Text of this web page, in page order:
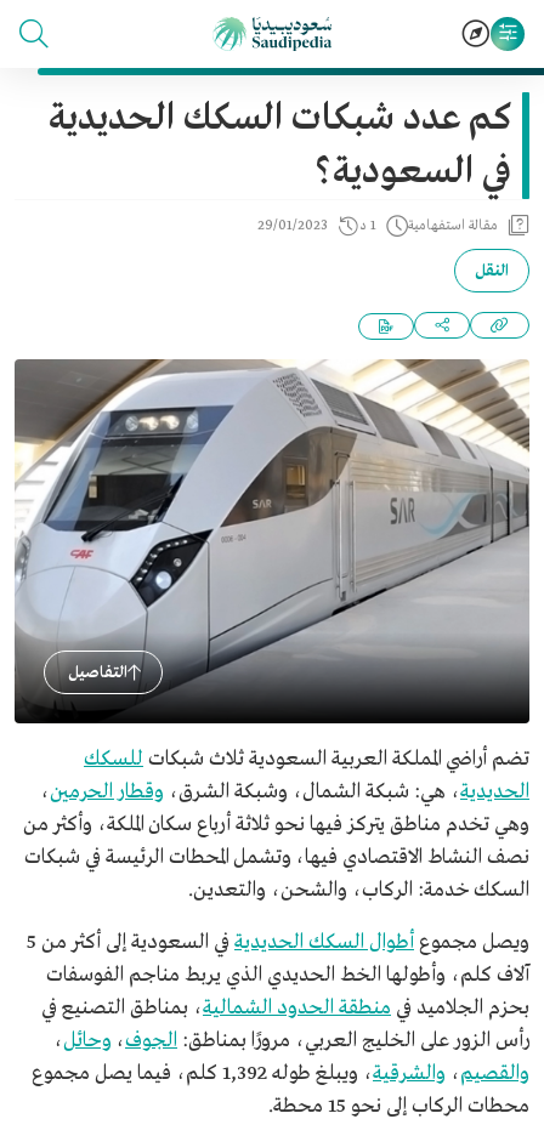
كم عدد شبكات السكك الحديدية
في السعودية؟
مقالة استفهامية 1 د 29/01/2023
النقل
التفاصيل
تضم أراضي المملكة العربية السعودية ثلاث شبكات للسكك
الحديدية، هي: شبكة الشمال، وشبكة الشرق، وقطار الحرمين،
وهي تخدم مناطق يتركز فيها نحو ثلاثة أرباع سكان الملكة، وأكثر من
نصف النشاط الاقتصادي فيها، وتشمل المحطات الرئيسة في شبكات
السكك خدمة: الركاب، والشحن، والتعدين.
ويصل مجموع أطوال السكك الحديدية
في السعودية إلى أكثر من 5
آلاف كلم، وأطولها الخط الحديدي الذي يربط مناجم الفوسفات
بحزم الجلاميد في منطقة الحدود الشمالية، بمناطق التصنيع في
رأس الزور على الخليج العربي، مرورًا بمناطق: الجوف، وحائل،
والقصيم، والشرقية
، ويبلغ طوله 1,392 كلم، فيما يصل مجموع
محطات الركاب إلى نحو 15 محطة.